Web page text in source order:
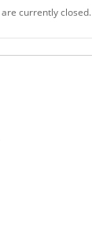
currently closed.